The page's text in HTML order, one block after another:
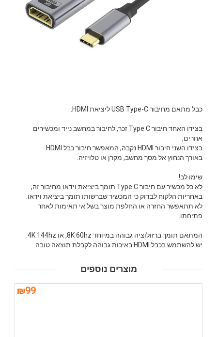
כבל מתאם מחיבור USB Type-C ליציאת HDMI.
בצידו האחד חיבור Type C זכר, לחיבור במחשב נייד ומכשירים
אחרים,
בצידו השני חיבור HDMI נקבה, המאפשר חיבור כבל HDMI
באורך הנחוץ אל מסך מחשב, מקרן או טלויזיה.
שימו לב!
לא כל מכשיר עם חיבור Type C תומך ביציאת וידאו מחיבור זה,
באחריות הלקוח לבדוק כי המכשיר שברשותו תומך ביציאת וידאו.
לא תתאפשר החזרה או החלפת מוצר בשל אי תאימות לאחר
פתיחתו.
המתאם תומך ברזולוציה גבוהה במיוחד 8K 60hz, או 4K 144hz.
יש להשתמש בכבל HDMI באיכות גבוהה לקבלת תוצאה טובה.
מוצרים נוספים
₪99